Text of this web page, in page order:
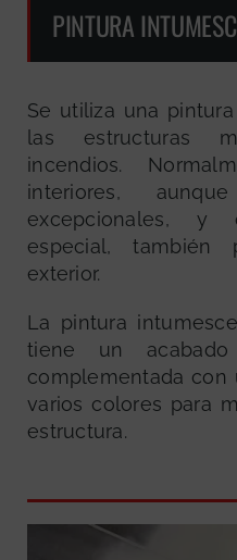
PINTURA
Se utiliza una
las estructuras
incendios.
interiores,
excepcionales, y
especial, también
exterior.
La pintura
tiene un
complementada con
varios colores para
estructura.